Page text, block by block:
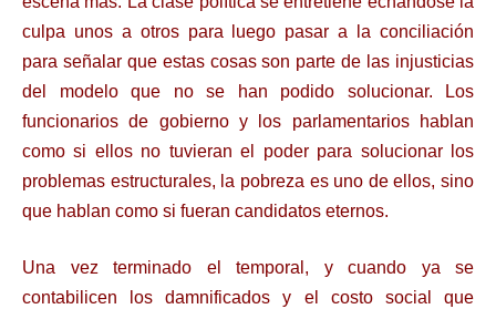
culpa unos a otros para luego pasar a la conciliación
para señalar que estas cosas son parte de las injusticias
del modelo que no se han podido solucionar. Los
funcionarios de gobierno y los parlamentarios hablan
como si ellos no tuvieran el poder para solucionar los
problemas estructurales, la pobreza es uno de ellos, sino
que hablan como si fueran candidatos eternos.
Una vez terminado el temporal, y cuando ya se
contabilicen los damnificados y el costo social que